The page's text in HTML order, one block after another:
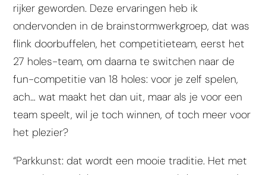
rijker geworden. Deze ervaringen heb ik
ondervonden in de brainstormwerkgroep, dat was
flink doorbuffelen, het competitieteam, eerst het
27 holes-team, om daarna te switchen naar de
fun-competitie van 18 holes: voor je zelf spelen,
ach… wat maakt het dan uit, maar als je voor een
team speelt, wil je toch winnen, of toch meer voor
het plezier?
“Parkkunst: dat wordt een mooie traditie. Het met